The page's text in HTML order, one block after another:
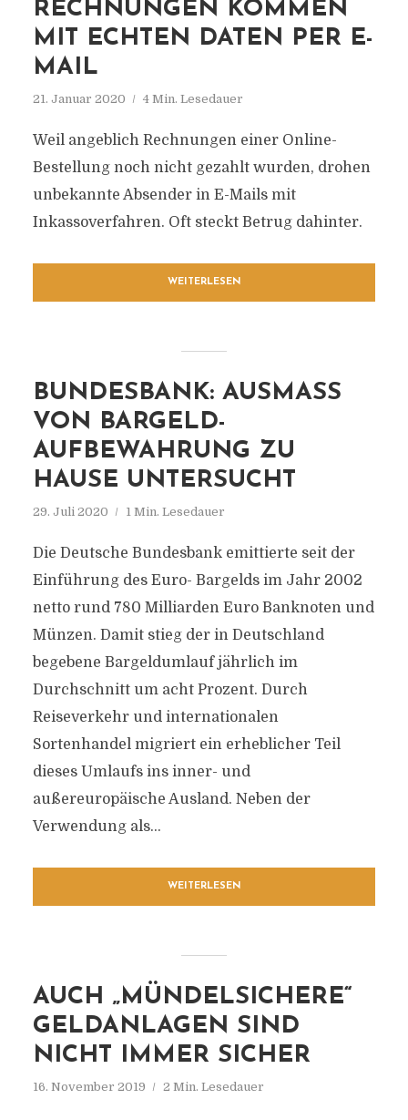
RECHNUNGEN KOMMEN
MIT ECHTEN DATEN PER E-
MAIL
21. Januar 2020 4 Min. Lesedauer
Weil angeblich Rechnungen einer Online-
Bestellung noch nicht gezahlt wurden, drohen
unbekannte Absender in E-Mails mit
Inkassoverfahren. Oft steckt Betrug dahinter.
WEITERLESEN
BUNDESBANK: AUSMASS V
ON BARGELD-A
UFBEWAHRUNG ZU H
AUSE UNTERSUCHT
29. Juli 2020 1 Min. Lesedauer
Die Deutsche Bundesbank emittierte seit der
Einführung des Euro- Bargelds im Jahr 2002
netto rund 780 Milliarden Euro Banknoten und
Münzen. Damit stieg der in Deutschland
begebene Bargeldumlauf jährlich im
Durchschnitt um acht Prozent. Durch
Reiseverkehr und internationalen
Sortenhandel migriert ein erheblicher Teil
dieses Umlaufs ins inner- und
außereuropäische Ausland. Neben der
Verwendung als...
WEITERLESEN
AUCH „MÜNDELSICHERE“
GELDANLAGEN SIND
NICHT IMMER SICHER
16. November 2019 2 Min. Lesedauer